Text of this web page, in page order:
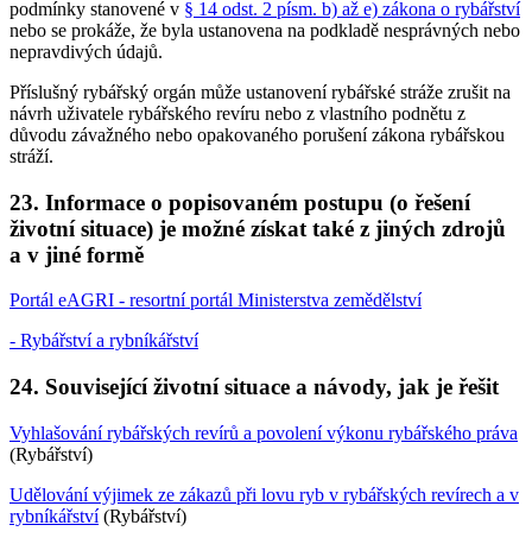
podmínky stanovené v § 14 odst. 2 písm. b) až e) zákona o rybářství
nebo se prokáže, že byla ustanovena na podkladě nesprávných nebo
nepravdivých údajů.
Příslušný rybářský orgán může ustanovení rybářské stráže zrušit na
návrh uživatele rybářského revíru nebo z vlastního podnětu z
důvodu závažného nebo opakovaného porušení zákona rybářskou
stráží.
23. Informace o popisovaném postupu (o řešení
životní situace) je možné získat také z jiných zdrojů
a v jiné formě
Portál eAGRI - resortní portál Ministerstva zemědělství
- Rybářství a rybníkářství
24. Související životní situace a návody, jak je řešit
Vyhlašování rybářských revírů a povolení výkonu rybářského práva
(Rybářství)
Udělování výjimek ze zákazů při lovu ryb v rybářských revírech a v
rybníkářství(Rybářství)